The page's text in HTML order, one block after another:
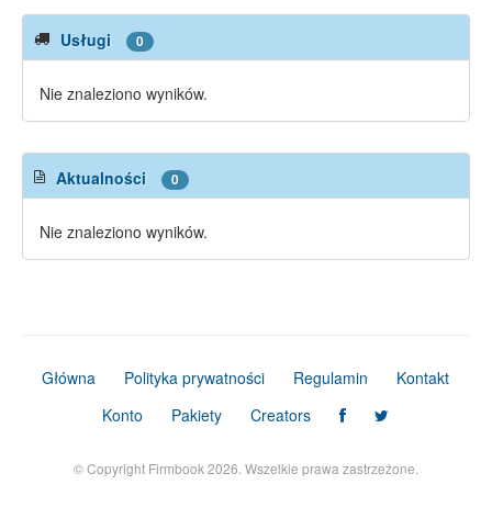
Usługi 0
Nie znaleziono wyników.
Aktualności 0
Nie znaleziono wyników.
Główna Polityka prywatności Regulamin
Kontakt
Konto
Pakiety Creators
© Copyright Firmbook 2026. Wszelkie prawa zastrzeżone.